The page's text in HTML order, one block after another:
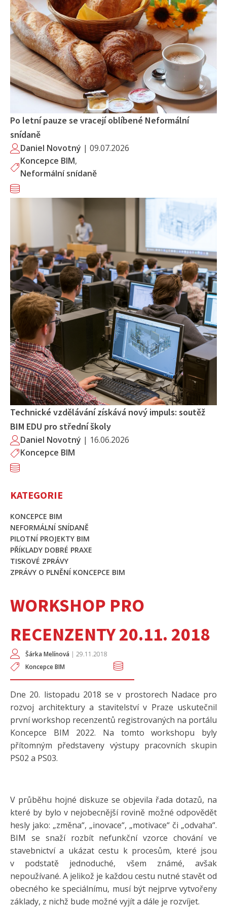
WORKSHOP PRO
RECENZENTY 20.11. 2018
Šárka Melínová | 29.11.2018
Koncepce BIM
Dne 20. listopadu 2018 se v prostorech Nadace pro
rozvoj architektury a stavitelství v Praze uskutečnil
první workshop recenzentů registrovaných na portálu
Koncepce BIM 2022. Na tomto workshopu byly
přítomným představeny výstupy pracovních skupin
PS02 a PS03.
V průběhu hojné diskuze se objevila řada dotazů, na
které by bylo v nejobecnější rovině možné odpovědět
hesly jako: „změna“, „inovace“, „motivace“ či „odvaha“.
BIM se snaží rozbít nefunkční vzorce chování ve
stavebnictví a ukázat cestu k procesům, které jsou
v podstatě jednoduché, všem známé, avšak
nepoužívané. A jelikož je každou cestu nutné stavět od
obecného ke speciálnímu, musí být nejprve vytvořeny
základy, z nichž bude možné vyjít a dále je rozvíjet.
Po letní pauze se vracejí oblíbené Neformální
snídaně
Daniel Novotný | 09.07.2026
Koncepce BIM,
Neformální snídaně
Technické vzdělávání získává nový impuls: soutěž
BIM EDU pro střední školy
Daniel Novotný | 16.06.2026
Koncepce BIM
KATEGORIE
KONCEPCE BIM
NEFORMÁLNÍ SNÍDANĚ
PILOTNÍ PROJEKTY BIM
PŘÍKLADY DOBRÉ PRAXE
TISKOVÉ ZPRÁVY
ZPRÁVY O PLNĚNÍ KONCEPCE BIM